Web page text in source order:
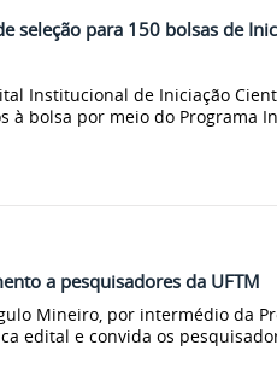
seleção para 150 bolsas de
Institucional de Iniciação
à bolsa por meio do Programa
a pesquisadores da UFTM
Mineiro, por intermédio da
edital e convida os